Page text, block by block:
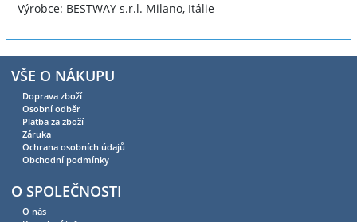
Výrobce: BESTWAY s.r.l. Milano, Itálie
VŠE O NÁKUPU
Doprava zboží
Osobní odběr
Platba za zboží
Záruka
Ochrana osobních údajů
Obchodní podmínky
O SPOLEČNOSTI
O nás